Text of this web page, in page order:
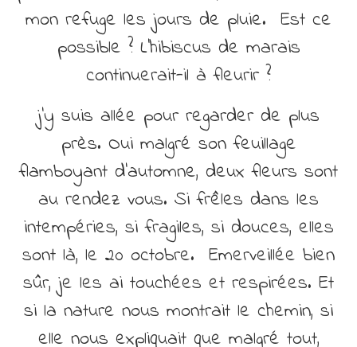
mon refuge les jours de pluie. Est ce
possible ? L’hibiscus de marais
continuerait-il à fleurir ?
j’y suis allée pour regarder de plus
près. Oui malgré son feuillage
flamboyant d’automne, deux fleurs sont
au rendez vous. Si frêles dans les
intempéries, si fragiles, si douces, elles
sont là, le 20 octobre. Emerveillée bien
sûr, je les ai touchées et respirées. Et
si la nature nous montrait le chemin, si
elle nous expliquait que malgré tout,